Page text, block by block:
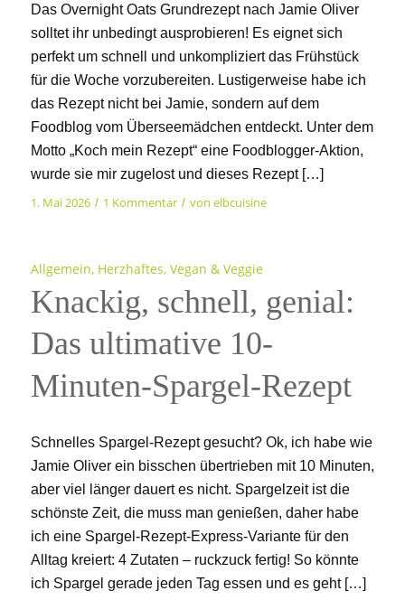
Das Overnight Oats Grundrezept nach Jamie Oliver
solltet ihr unbedingt ausprobieren! Es eignet sich
perfekt um schnell und unkompliziert das Frühstück
für die Woche vorzubereiten. Lustigerweise habe ich
das Rezept nicht bei Jamie, sondern auf dem
Foodblog vom Überseemädchen entdeckt. Unter dem
Motto „Koch mein Rezept“ eine Foodblogger-Aktion,
wurde sie mir zugelost und dieses Rezept […]
1. Mai 2026 / 1 Kommentar / von elbcuisine
Allgemein, Herzhaftes, Vegan & Veggie
Knackig, schnell, genial:
Das ultimative 10-
Minuten-Spargel-Rezept
Schnelles Spargel-Rezept gesucht? Ok, ich habe wie
Jamie Oliver ein bisschen übertrieben mit 10 Minuten,
aber viel länger dauert es nicht. Spargelzeit ist die
schönste Zeit, die muss man genießen, daher habe
ich eine Spargel-Rezept-Express-Variante für den
Alltag kreiert: 4 Zutaten – ruckzuck fertig! So könnte
ich Spargel gerade jeden Tag essen und es geht […]